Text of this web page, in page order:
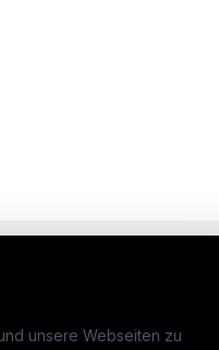
unsere Webseiten zu